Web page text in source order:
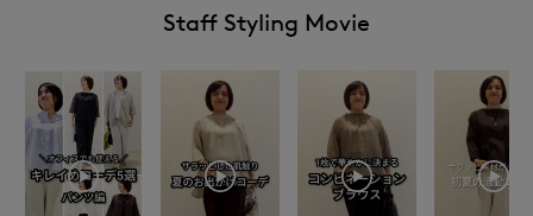
Staff Styling Movie